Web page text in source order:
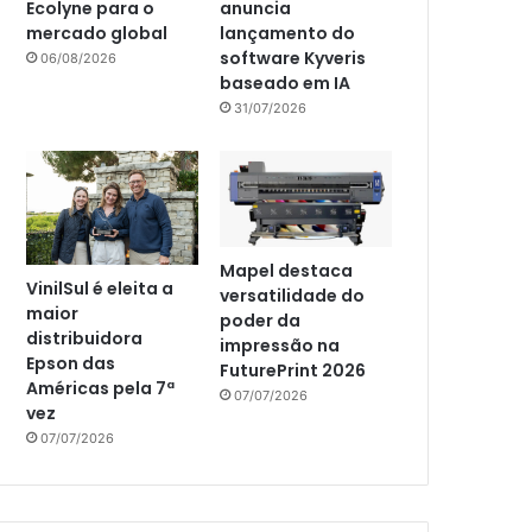
Ecolyne para o
mercado global
06/08/2026
anuncia
lançamento do
software Kyveris
baseado em IA
31/07/2026
VinilSul é eleita a
maior
distribuidora
Epson das
Américas pela 7ª
vez
07/07/2026
Mapel destaca
versatilidade do
poder da
impressão na
FuturePrint 2026
07/07/2026